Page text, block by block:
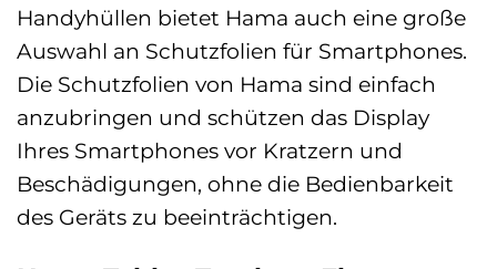
Handyhüllen bietet Hama auch eine große
Auswahl an Schutzfolien für Smartphones.
Die Schutzfolien von Hama sind einfach
anzubringen und schützen das Display
Ihres Smartphones vor Kratzern und
Beschädigungen, ohne die Bedienbarkeit
des Geräts zu beeinträchtigen.